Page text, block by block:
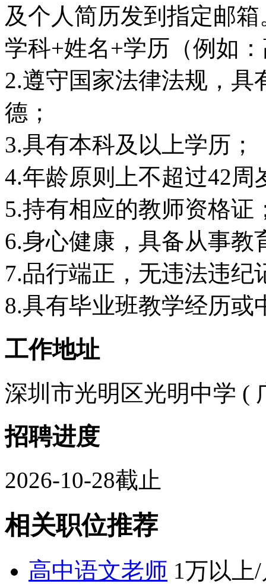
及个人简历发到指定邮
学科+姓名+学历（例如
2.遵守国家法律法规，具
德；
3.具有本科及以上学历；
4.年龄原则上不超过42周
5.持有相应的教师资格证
6.身心健康，具备从事教
7.品行端正，无违法违纪
8.具有毕业班教学经历或
工作地址
深圳市光明区光明中学 (
招聘进度
2026-10-28截止
相关职位推荐
高中语文老师 1万以上